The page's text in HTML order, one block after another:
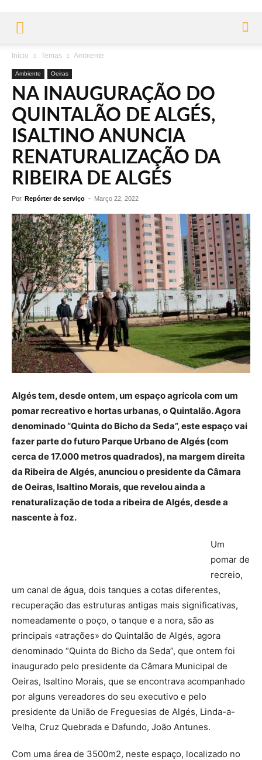
Início Temas Ambiente
Ambiente Oeiras
NA INAUGURAÇÃO DO
QUINTALÃO DE ALGÉS,
ISALTINO ANUNCIA
RENATURALIZAÇÃO DA
RIBEIRA DE ALGÉS
Por Repórter de serviço - Março 22, 2022
Algés tem, desde ontem, um espaço agrícola com um
pomar recreativo e hortas urbanas, o Quintalão. Agora
denominado “Quinta do Bicho da Seda”, este espaço vai
fazer parte do futuro Parque Urbano de Algés (com
cerca de 17.000 metros quadrados), na margem direita
da Ribeira de Algés, anunciou o presidente da Câmara
de Oeiras, Isaltino Morais, que revelou ainda a
renaturalização de toda a ribeira de Algés, desde a
nascente à foz.
Um
pomar de
recreio,
um canal de água, dois tanques a cotas diferentes,
recuperação das estruturas antigas mais significativas,
nomeadamente o poço, o tanque e a nora, são as
principais «atrações» do Quintalão de Algés, agora
denominado “Quinta do Bicho da Seda”, que ontem foi
inaugurado pelo presidente da Câmara Municipal de
Oeiras, Isaltino Morais, que se encontrava acompanhado
por alguns vereadores do seu executivo e pelo
presidente da União de Freguesias de Algés, Linda-a-
Velha, Cruz Quebrada e Dafundo, João Antunes.
Com uma área de 3500m2, neste espaço, localizado no